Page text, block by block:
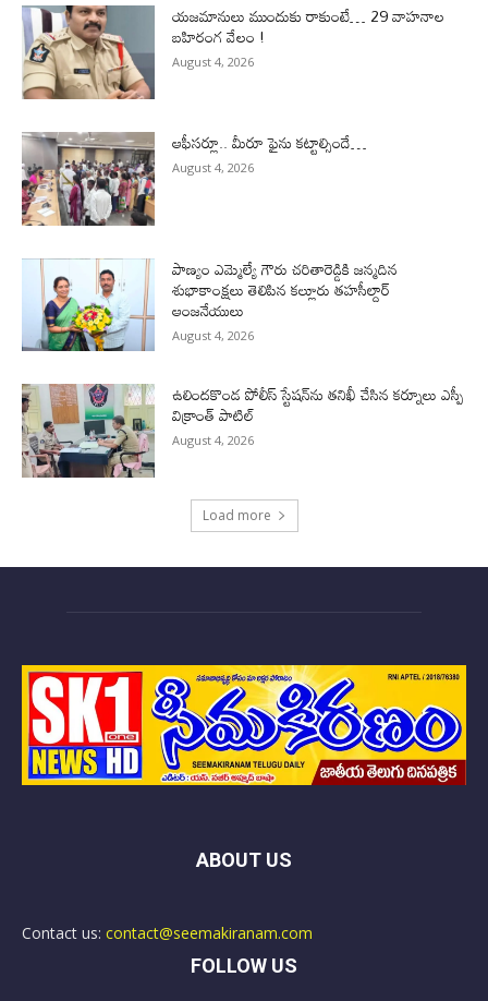
యజమానులు ముందుకు రాకుంటే… 29 వాహనాల
బహిరంగ వేలం !
August 4, 2026
ఆఫీసర్లూ.. మీరూ ఫైను కట్టాల్సిందే…
August 4, 2026
పాణ్యం ఎమ్మెల్యే గౌరు చరితారెడ్డికి జన్మదిన
శుభాకాంక్షలు తెలిపిన కల్లూరు తహసీల్దార్
ఆంజనేయులు
August 4, 2026
ఉలిందకొండ పోలీస్ స్టేషన్‌ను తనిఖీ చేసిన కర్నూలు ఎస్పీ
విక్రాంత్ పాటిల్
August 4, 2026
Load more
ABOUT US
Contact us: contact@seemakiranam.com
FOLLOW US